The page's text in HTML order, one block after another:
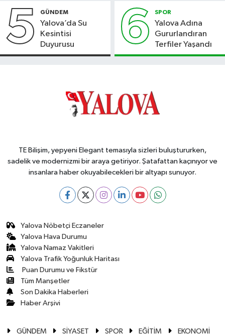
5 GÜNDEM
Yalova’da Su
Kesintisi
Duyurusu
6 SPOR
Yalova Adına
Gururlandıran
Terfiler Yaşandı
TE Bilişim, yepyeni Elegant temasıyla sizleri buluştururken,
sadelik ve modernizmi bir araya getiriyor. Şatafattan kaçınıyor ve
insanlara haber okuyabilecekleri bir altyapı sunuyor.
Yalova Nöbetçi Eczaneler
Yalova Hava Durumu
Yalova Namaz Vakitleri
Yalova Trafik Yoğunluk Haritası
Puan Durumu ve Fikstür
Tüm Manşetler
Son Dakika Haberleri
Haber Arşivi
GÜNDEM SİYASET SPOR EĞİTİM EKONOMİ